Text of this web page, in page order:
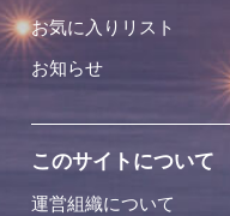
お気に入りリスト
お知らせ
このサイトについて
運営組織について